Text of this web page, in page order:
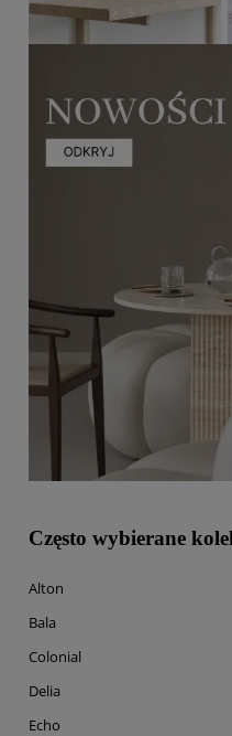
Często wybierane
Alton
Bala
Colonial
Delia
Echo